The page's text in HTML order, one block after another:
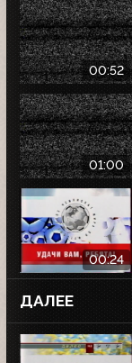
00:52
01:00
00:24
ДАЛЕЕ